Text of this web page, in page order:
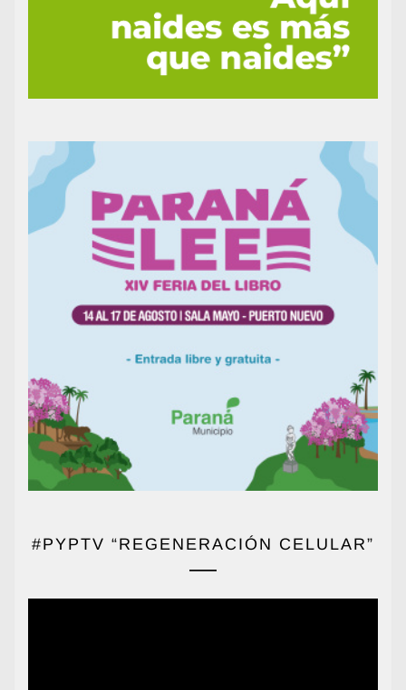
#PYPTV “REGENERACIÓN CELULAR”